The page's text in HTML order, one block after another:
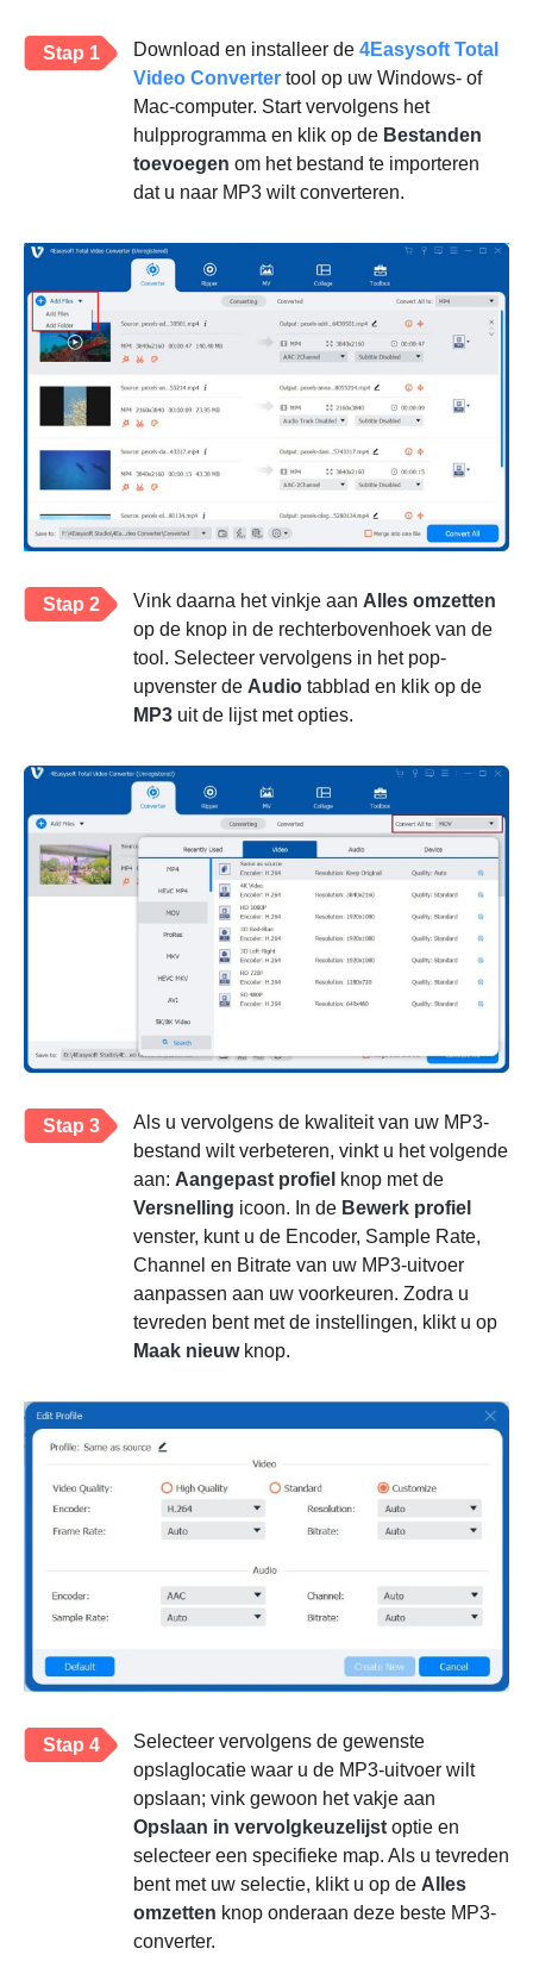
Stap 1 Download en installeer de 4Easysoft Total
Video Converter tool op uw Windows- of
Mac-computer. Start vervolgens het
hulpprogramma en klik op de Bestanden
toevoegen om het bestand te importeren
dat u naar MP3 wilt converteren.
Stap 2 Vink daarna het vinkje aan Alles omzetten
op de knop in de rechterbovenhoek van de
tool. Selecteer vervolgens in het pop-
upvenster de Audio tabblad en klik op de
MP3 uit de lijst met opties.
Stap 3
Als u vervolgens de kwaliteit van uw MP3-
bestand wilt verbeteren, vinkt u het volgende
aan: Aangepast profiel knop met de
Versnelling icoon. In de Bewerk profiel
venster, kunt u de Encoder, Sample Rate,
Channel en Bitrate van uw MP3-uitvoer
aanpassen aan uw voorkeuren. Zodra u
tevreden bent met de instellingen, klikt u op
Maak nieuwknop.
Stap 4
Selecteer vervolgens de gewenste
opslaglocatie waar u de MP3-uitvoer wilt
opslaan; vink gewoon het vakje aan
Opslaan in vervolgkeuzelijst optie en
selecteer een specifieke map. Als u tevreden
bent met uw selectie, klikt u op de Alles
omzetten knop onderaan deze beste MP3-
converter.